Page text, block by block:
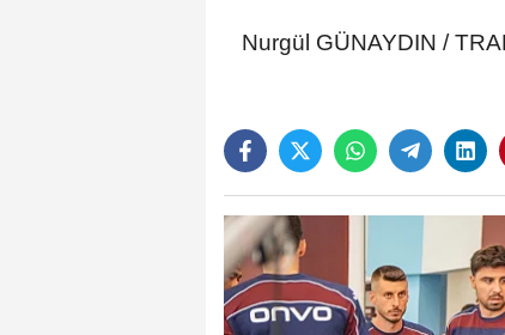
Nurgül GÜNAYDIN /